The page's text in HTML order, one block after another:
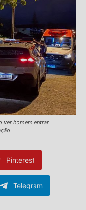
ver homem entrar
Pinterest
Telegram